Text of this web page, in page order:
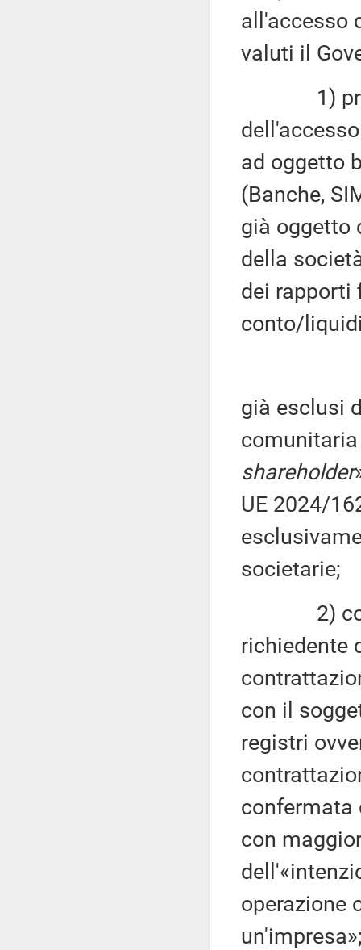
all'accesso
valuti il
1)
ad oggetto
(Banche,
già oggetto
della
dei rapporti
conto/
già esclusi
shareholder
UE 2024/
societarie;
2)
richiedente
con il
registri
confermata
con
operazione